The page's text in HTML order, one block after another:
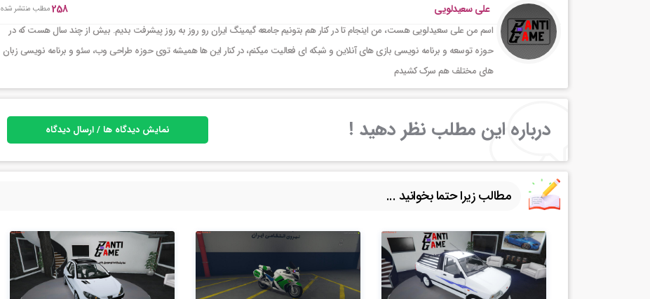
علی سعیدلویی 258مطلب منتشر شده
اسم من علی سعیدلویی هست، من اینجام تا در کنار هم بتونیم جامعه گیمینگ ایران رو روز به روز پیشرفت بدیم. بیش از چند سال هست که در
حوزه توسعه و برنامه نویسی بازی های آنلاین و شبکه ای فعالیت میکنم، در کنار این ها همیشه توی حوزه طراحی وب، سئو و برنامه نویسی زبان
های مختلف هم سرک کشیدم
درباره این مطلب نظر دهید ! نمایش دیدگاه ها / ارسال دیدگاه
مطالب زیرا حتما بخوانید ...